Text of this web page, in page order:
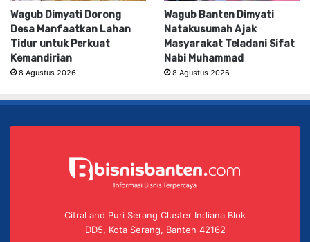
Wagub Dimyati Dorong
Desa Manfaatkan Lahan
Tidur untuk Perkuat
Kemandirian
8 Agustus 2026
Wagub Banten Dimyati
Natakusumah Ajak
Masyarakat Teladani Sifat
Nabi Muhammad
8 Agustus 2026
CitraLand Puri Serang Cluster Indiana Blok
DD5, Kota Serang, Banten 42162